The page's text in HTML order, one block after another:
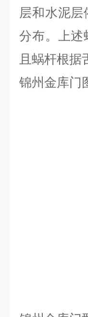
层和水泥
分布。上述
且蜗杆根
锦州金库门